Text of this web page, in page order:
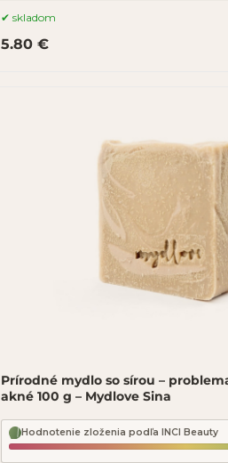
skladom
5.80 €
Prírodné mydlo so sírou –
akné 100 g – Mydlove Sina
Hodnotenie zloženia podľa INCI Beauty